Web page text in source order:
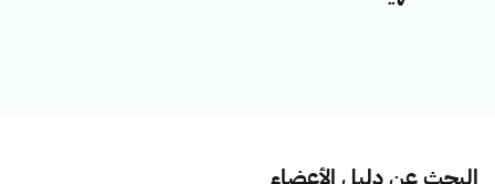
البحث عن دليل الأعضاء